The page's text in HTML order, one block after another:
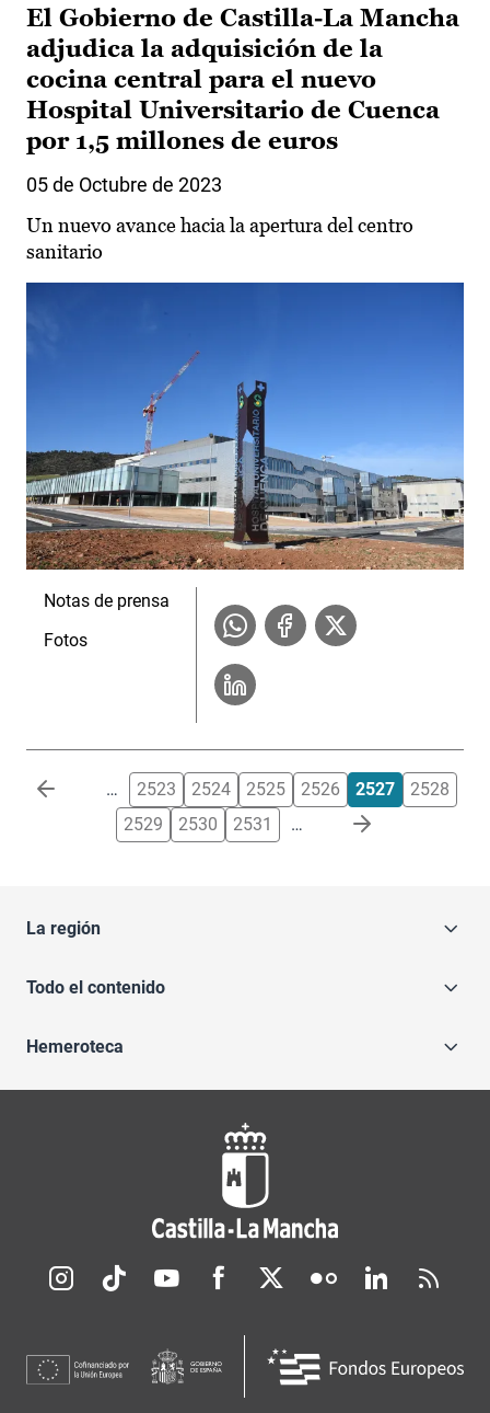
El Gobierno de Castilla-La Mancha
adjudica la adquisición de la
cocina central para el nuevo
Hospital Universitario de Cuenca
por 1,5 millones de euros
05 de Octubre de 2023
Un nuevo avance hacia la apertura del centro
sanitario
Notas de prensa
Fotos
Paginación … 2523 2524 2525 2526 2527
2528
2529
2530 2531 …
La región
Todo el contenido
Hemeroteca
Redes sociales JCCM